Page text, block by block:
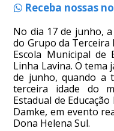
Receba nossas
No dia 17 de junho,
do Grupo da Terceira
Escola Municipal de
Linha Lavina. O tema
de junho, quando a
terceira idade do
Estadual de
Damke, em evento
Dona Helena Sul.